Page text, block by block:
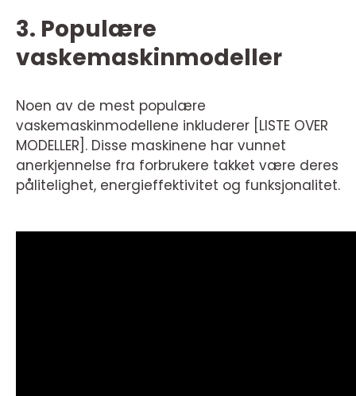
3. Populære
vaskemaskinmodeller
Noen av de mest populære
vaskemaskinmodellene inkluderer [LISTE OVER
MODELLER]. Disse maskinene har vunnet
anerkjennelse fra forbrukere takket være deres
pålitelighet, energieffektivitet og funksjonalitet.